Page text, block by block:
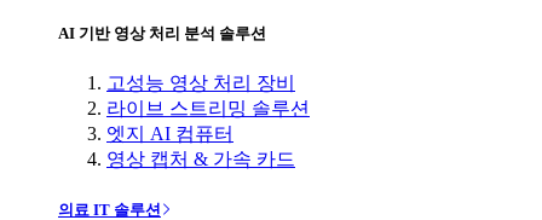
AI 기반 영상 처리 분석 솔루션
고성능 영상 처리 장비
라이브 스트리밍 솔루션
엣지 AI 컴퓨터
영상 캡처 & 가속 카드
의료 IT 솔루션